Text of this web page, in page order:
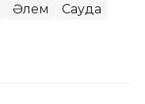
Әлем Сауда